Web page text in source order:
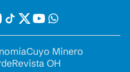
Cuyo Minero
Revista OH